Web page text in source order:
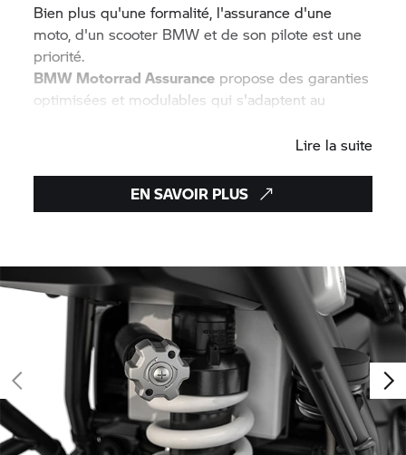
Bien plus qu'une formalité, l'assurance d'une
moto, d'un scooter BMW et de son pilote est une
priorité.
BMW Motorrad Assurance propose des garanties
optimisées et modulables qui s'adaptent au
Lire la suite
EN SAVOIR PLUS